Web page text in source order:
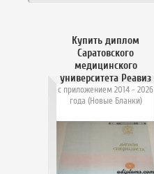
Купить диплом
Саратовского
медицинского
университета Реавиз
с приложением 2014 - 2026
года (Новые Бланки)